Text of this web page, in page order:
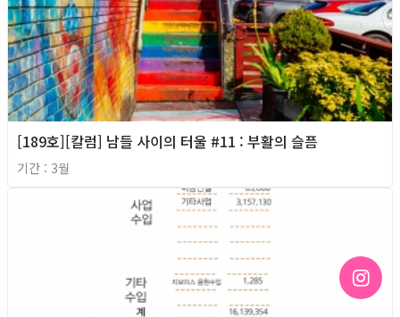
[189호][칼럼] 남들 사이의 터울 #11 : 부활의 슬픔
기간 : 3월